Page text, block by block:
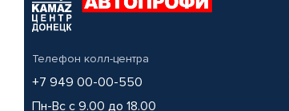
Телефон колл-центра
+7 949 00-00-550
Пн-Вс с 9.00 до 18.00